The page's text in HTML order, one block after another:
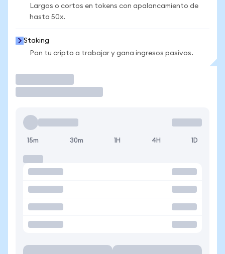
Largos o cortos en tokens con apalancamiento de
hasta 50x.
Staking
Pon tu cripto a trabajar y gana ingresos pasivos.
15m 30m 1H 4H 1D